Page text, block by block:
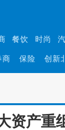
餐饮 时尚
商 保险 创新
资产重